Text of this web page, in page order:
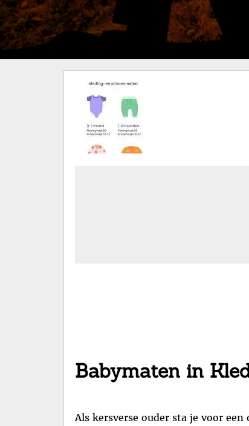
Babymaten in
Als kersverse ouder sta je voor